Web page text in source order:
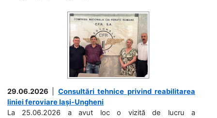
29.06.2026
Consultări tehnice privind reabilitarea
liniei feroviare Iași-Ungheni
La 25.06.2026 a avut loc o vizită de lucru a